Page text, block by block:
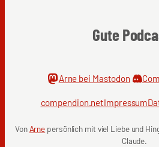
Gute
Arne bei Mastodon
compendion.netImpressum
VonArne persönlich mit viel Liebe und
Claude.